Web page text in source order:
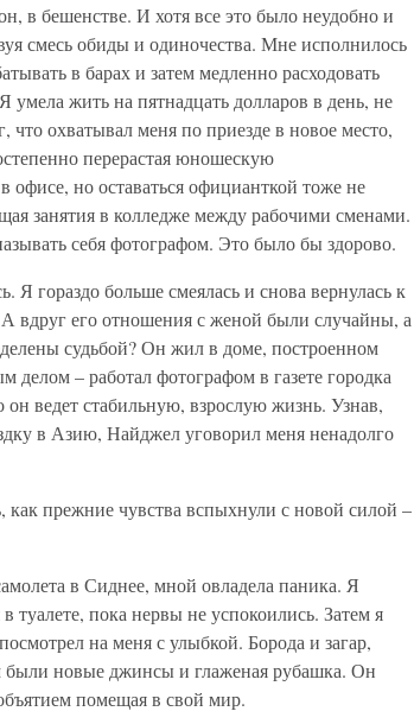
в бешенстве. И хотя все это было неудобно и
смесь обиды и одиночества. Мне исполнилось
в барах и затем медленно расходовать
умела жить на пятнадцать долларов в день, не
охватывал меня по приезде в новое место,
перерастая юношескую
офисе, но оставаться официанткой тоже не
занятия в колледже между рабочими сменами.
себя фотографом. Это было бы здорово.
гораздо больше смеялась и снова вернулась к
вдруг его отношения с женой были случайны, а
судьбой? Он жил в доме, построенном
– работал фотографом в газете городка
ведет стабильную, взрослую жизнь. Узнав,
в Азию, Найджел уговорил меня ненадолго
как прежние чувства вспыхнули с новой силой –
в Сиднее, мной овладела паника. Я
туалете, пока нервы не успокоились. Затем я
на меня с улыбкой. Борода и загар,
новые джинсы и глаженая рубашка. Он
помещая в свой мир.